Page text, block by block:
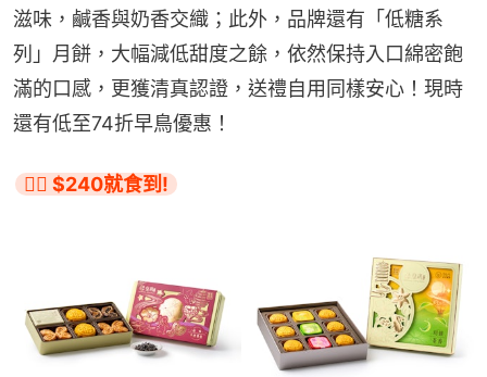
滋味，鹹香與奶香交織；此外，品牌還有「低糖系
列」月餅，大幅減低甜度之餘，依然保持入口綿密飽
滿的口感，更獲清真認證，送禮自用同樣安心！現時
還有低至74折早鳥優惠！
👉🏻 $240就食到!